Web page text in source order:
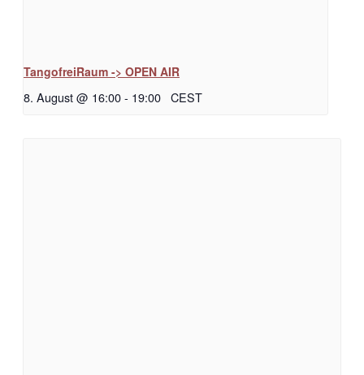
TangofreiRaum -> OPEN AIR
8. August @ 16:00- 19:00 CEST